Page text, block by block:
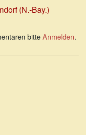
(N.-Bay.)
bitteAnmelden.